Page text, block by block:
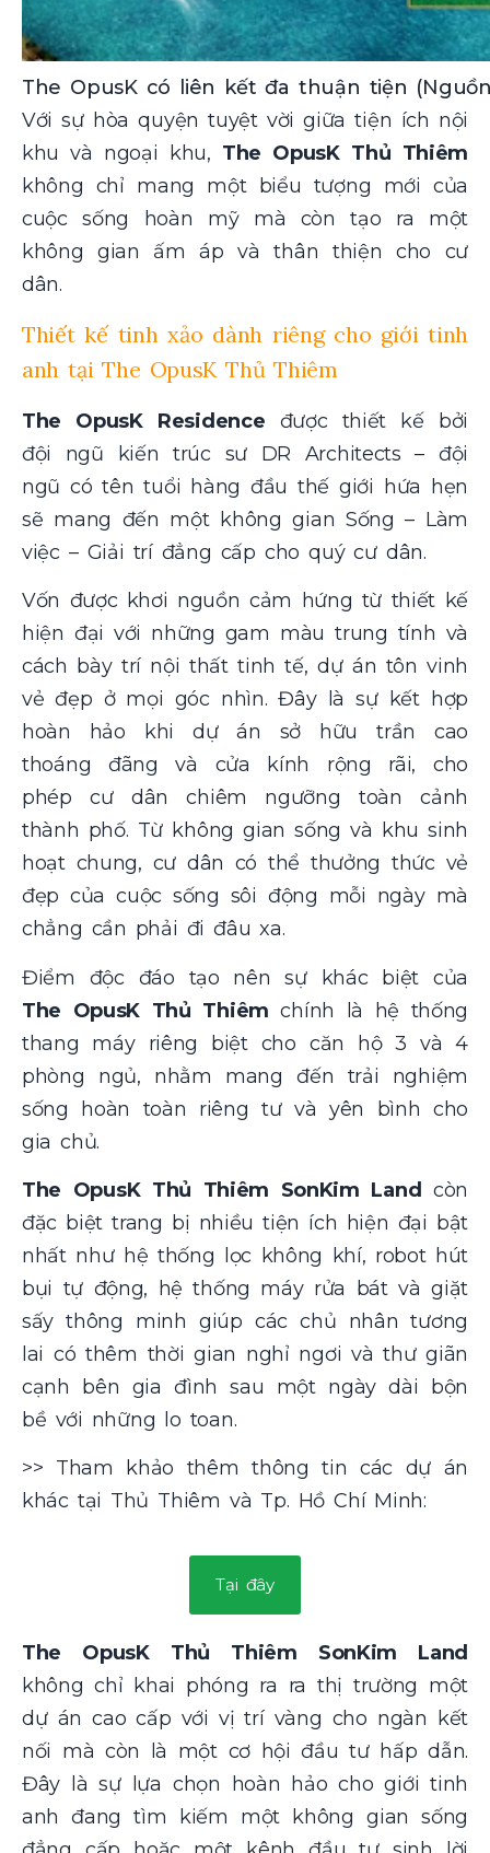
The OpusK có liên kết đa thuận tiện
Với sự hòa quyện tuyệt vời giữa tiện ích nội
khu và ngoại khu, The OpusK Thủ Thiêm
không chỉ mang một biểu tượng mới của
cuộc sống hoàn mỹ mà còn tạo ra một
không gian ấm áp và thân thiện cho cư
dân.
Thiết kế tinh xảo dành riêng cho giới tinh
anh tại The OpusK Thủ Thiêm
The OpusK Residence được thiết kế bởi
đội ngũ kiến trúc sư DR Architects – đội
ngũ có tên tuổi hàng đầu thế giới hứa hẹn
sẽ mang đến một không gian Sống – Làm
việc – Giải trí đẳng cấp cho quý cư dân.
Vốn được khơi nguồn cảm hứng từ thiết kế
hiện đại với những gam màu trung tính và
cách bày trí nội thất tinh tế, dự án tôn vinh
vẻ đẹp ở mọi góc nhìn. Đây là sự kết hợp
hoàn hảo khi dự án sở hữu trần cao
thoáng đãng và cửa kính rộng rãi, cho
phép cư dân chiêm ngưỡng toàn cảnh
thành phố. Từ không gian sống và khu sinh
hoạt chung, cư dân có thể thưởng thức vẻ
đẹp của cuộc sống sôi động mỗi ngày mà
chẳng cần phải đi đâu xa.
Điểm độc đáo tạo nên sự khác biệt của
The OpusK Thủ Thiêm chính là hệ thống
thang máy riêng biệt cho căn hộ 3 và 4
phòng ngủ, nhằm mang đến trải nghiệm
sống hoàn toàn riêng tư và yên bình cho
gia chủ.
The OpusK Thủ Thiêm SonKim Land còn
đặc biệt trang bị nhiều tiện ích hiện đại bật
nhất như hệ thống lọc không khí, robot hút
bụi tự động, hệ thống máy rửa bát và giặt
sấy thông minh giúp các chủ nhân tương
lai có thêm thời gian nghỉ ngơi và thư giãn
cạnh bên gia đình sau một ngày dài bộn
bề với những lo toan.
>> Tham khảo thêm thông tin các dự án
khác tại Thủ Thiêm và Tp. Hồ Chí Minh:
Tại đây
The OpusK Thủ Thiêm SonKim Land
không chỉ khai phóng ra ra thị trường một
dự án cao cấp với vị trí vàng cho ngàn kết
nối mà còn là một cơ hội đầu tư hấp dẫn.
Đây là sự lựa chọn hoàn hảo cho giới tinh
anh đang tìm kiếm một không gian sống